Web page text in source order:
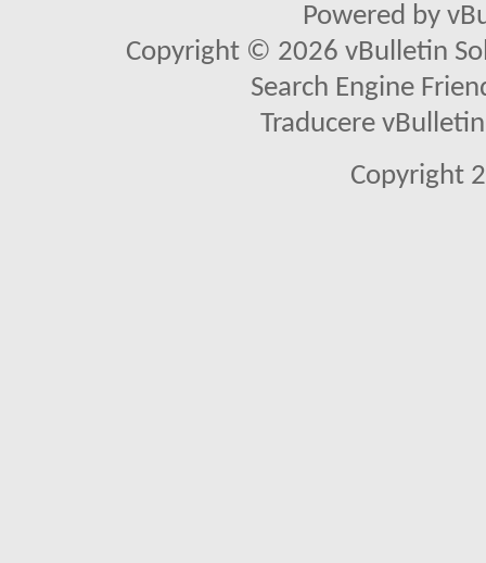
Powered by
Copyright © 2026 vBulletin
Search Engine
Traducere
Copyright